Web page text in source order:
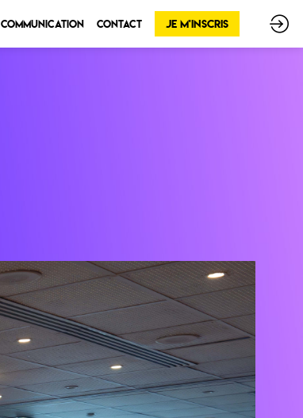
Communication Contact Je m'inscris